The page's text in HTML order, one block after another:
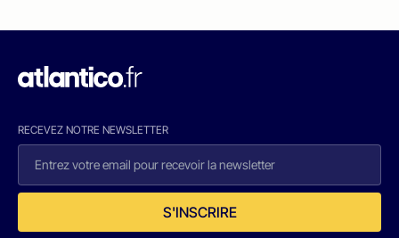
RECEVEZ NOTRE NEWSLETTER
S'INSCRIRE